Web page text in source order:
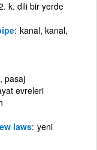
k. dili bir yerde
kanal, kanal,
pasaj
evreleri
laws yeni